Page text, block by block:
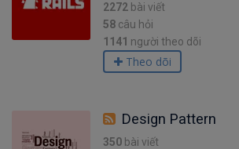
2272 bài viết
58 câu hỏi
1141 người theo dõi
Theo dõi
Design Pattern
350 bài viết